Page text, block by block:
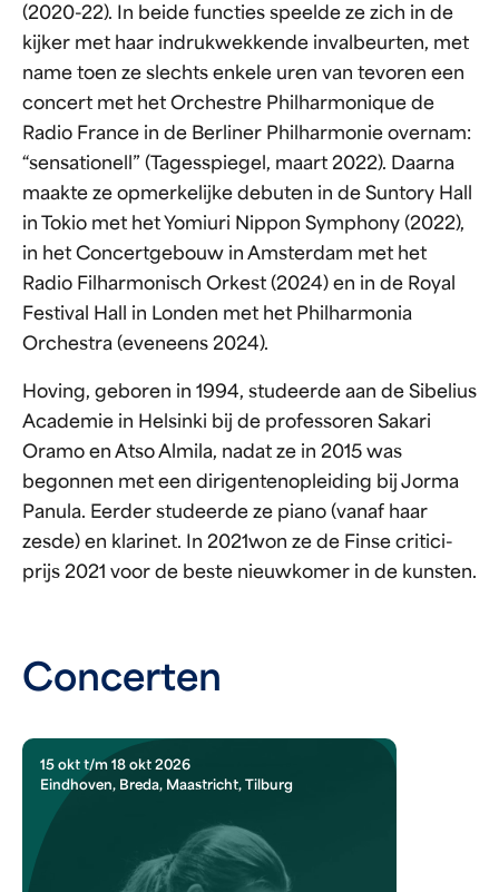
(2020-22). In beide functies speelde ze zich in de
kijker met haar indrukwekkende invalbeurten, met
name toen ze slechts enkele uren van tevoren een
concert met het Orchestre Philharmonique de
Radio France in de Berliner Philharmonie overnam:
“sensationell” (Tagesspiegel, maart 2022). Daarna
maakte ze opmerkelijke debuten in de Suntory Hall
in Tokio met het Yomiuri Nippon Symphony (2022),
in het Concertgebouw in Amsterdam met het
Radio Filharmonisch Orkest (2024) en in de Royal
Festival Hall in Londen met het Philharmonia
Orchestra (eveneens 2024).
Hoving, geboren in 1994, studeerde aan de Sibelius
Academie in Helsinki bij de professoren Sakari
Oramo en Atso Almila, nadat ze in 2015 was
begonnen met een dirigentenopleiding bij Jorma
Panula. Eerder studeerde ze piano (vanaf haar
zesde) en klarinet. In 2021won ze de Finse critici-
prijs 2021 voor de beste nieuwkomer in de kunsten.
Concerten
15 okt t/m 18 okt 2026
Eindhoven, Breda, Maastricht, Tilburg